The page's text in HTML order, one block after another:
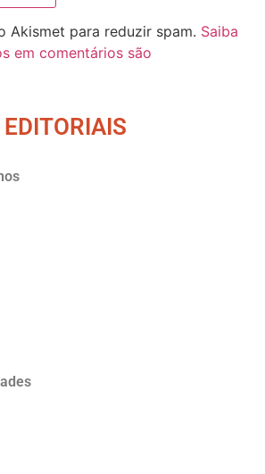
Akismet para reduzir spam. Saiba
em comentários são
EDITORIAIS